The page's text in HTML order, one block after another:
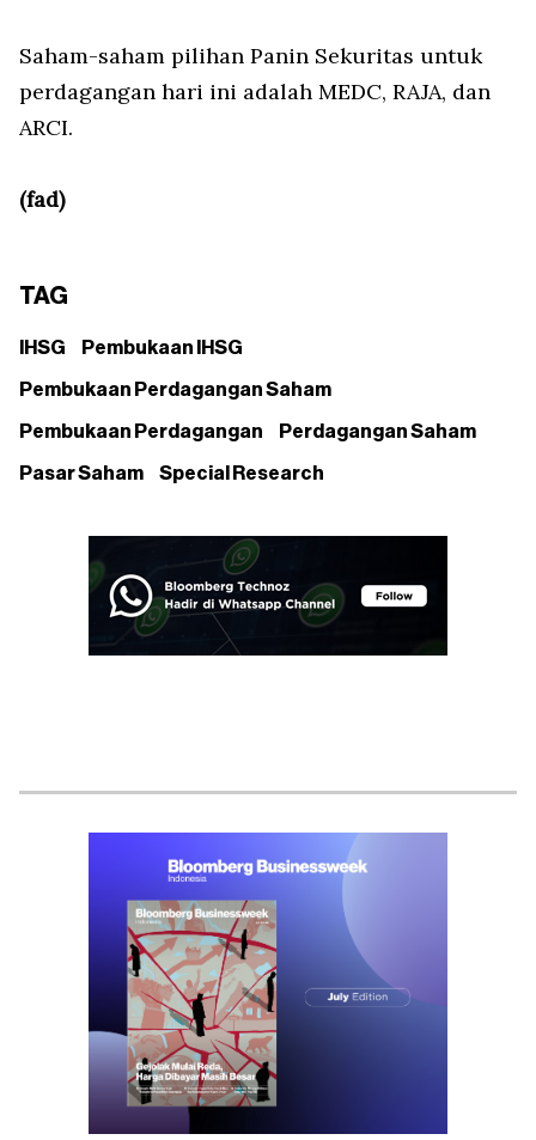
Saham-saham pilihan Panin Sekuritas untuk
perdagangan hari ini adalah MEDC, RAJA, dan
ARCI.
(fad)
TAG
IHSG Pembukaan IHSG
Pembukaan Perdagangan Saham
Pembukaan Perdagangan Perdagangan Saham
Pasar Saham Special Research